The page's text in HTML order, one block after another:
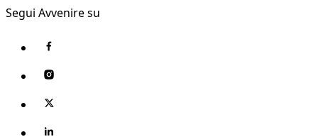
Segui Avvenire su